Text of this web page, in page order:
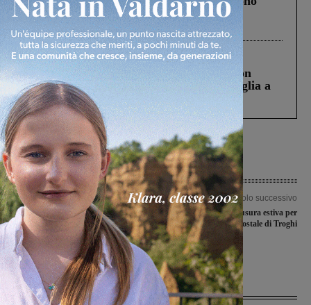
Gianni, Giulia e Franco. Lo schianto, il
processo, lo stop ai sorpassi fra tir....
Cronaca 3 Agosto 2026
Scomparso da una struttura di Castiglion
Fiorentino l’uomo che aveva ucciso la figlia a
Levane nel 2020
Articolo precedente
Defibrillatori, oltre 250 in Valdarno.
Mandò: “Siamo una delle province
più coperte, nel 2018 salvate 10
persone”
Articolo successivo
Due giorni di chiusura estiva per
l’Ufficio Postale di Troghi
Ultime Notizie